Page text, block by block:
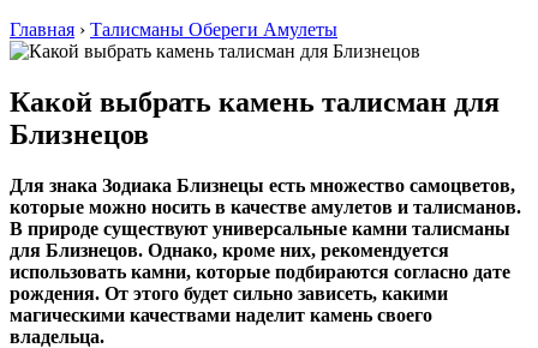
Главная › Талисманы Обереги Амулеты
Какой выбрать камень талисман для
Близнецов
Для знака Зодиака Близнецы есть множество самоцветов,
которые можно носить в качестве амулетов и талисманов.
В природе существуют универсальные камни талисманы
для Близнецов. Однако, кроме них, рекомендуется
использовать камни, которые подбираются согласно дате
рождения. От этого будет сильно зависеть, какими
магическими качествами наделит камень своего
владельца.